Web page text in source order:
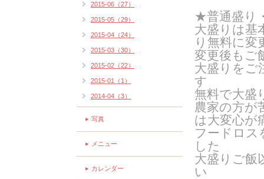
★普通盛り
大盛りは基
り無料に変
変更後もご
大盛りをご
す
無料で大盛
農家の方が
は大変心が
フードロス
した
大盛りご飯
い
2015-06（27）
2015-05（29）
2015-04（24）
2015-03（30）
2015-02（22）
2015-01（1）
2014-04（3）
写真
メニュー
カレンダー